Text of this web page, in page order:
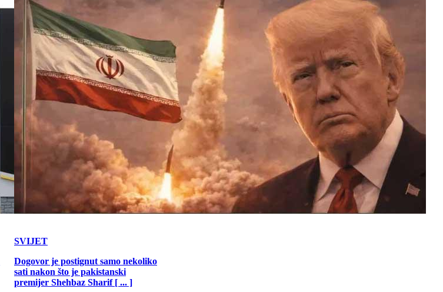
SVIJET
Dogovor je postignut samo nekoliko
sati nakon što je pakistanski
premijer Shehbaz Sharif [ ... ]